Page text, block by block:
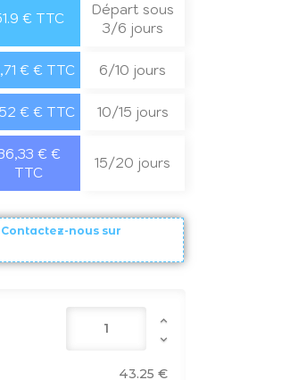
€ TTC
Départ sous
3/6 jours
€ € TTC 6/10 jours
€ € TTC 10/15 jours
€ €
TTC
15/20 jours
nous sur
43.25 €